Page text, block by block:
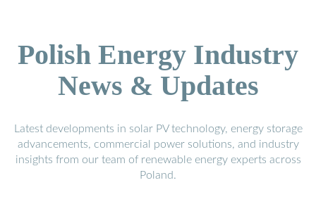
Polish Energy Industry
News & Updates
Latest developments in solar PV technology, energy storage
advancements, commercial power solutions, and industry
insights from our team of renewable energy experts across
Poland.